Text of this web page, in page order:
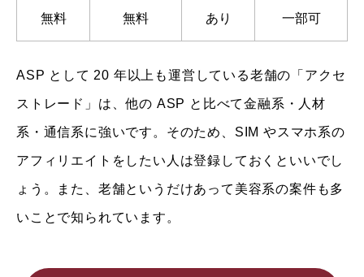
無料 無料 あり 一部可
ASP として 20 年以上も運営している老舗の「アクセ
ストレード」は、他の ASP と比べて金融系・人材
系・通信系に強いです。そのため、SIM やスマホ系の
アフィリエイトをしたい人は登録しておくといいでし
ょう。また、老舗というだけあって美容系の案件も多
いことで知られています。